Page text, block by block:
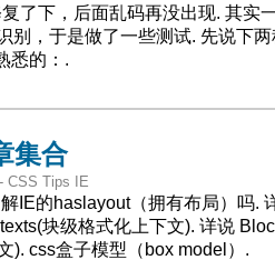
了下，后面乱码再没出现. 其实
别，于是做了一些测试. 先说下
悉的：.
集合
CSS Tips IE
IE的haslayout（拥有布局）吗.
块级格式化上下文). 详说
). css盒子模型（box model）.